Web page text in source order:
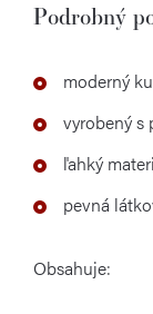
Podrobný
moderný
vyrobený s
ľahký
pevná
Obsahuje: